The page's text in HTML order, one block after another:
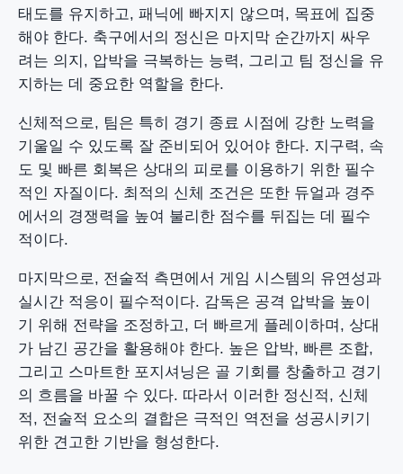
태도를 유지하고, 패닉에 빠지지 않으며, 목표에 집중
해야 한다. 축구에서의 정신은 마지막 순간까지 싸우
려는 의지, 압박을 극복하는 능력, 그리고 팀 정신을 유
지하는 데 중요한 역할을 한다.
신체적으로, 팀은 특히 경기 종료 시점에 강한 노력을
기울일 수 있도록 잘 준비되어 있어야 한다. 지구력, 속
도 및 빠른 회복은 상대의 피로를 이용하기 위한 필수
적인 자질이다. 최적의 신체 조건은 또한 듀얼과 경주
에서의 경쟁력을 높여 불리한 점수를 뒤집는 데 필수
적이다.
마지막으로, 전술적 측면에서 게임 시스템의 유연성과
실시간 적응이 필수적이다. 감독은 공격 압박을 높이
기 위해 전략을 조정하고, 더 빠르게 플레이하며, 상대
가 남긴 공간을 활용해야 한다. 높은 압박, 빠른 조합,
그리고 스마트한 포지셔닝은 골 기회를 창출하고 경기
의 흐름을 바꿀 수 있다. 따라서 이러한 정신적, 신체
적, 전술적 요소의 결합은 극적인 역전을 성공시키기
위한 견고한 기반을 형성한다.